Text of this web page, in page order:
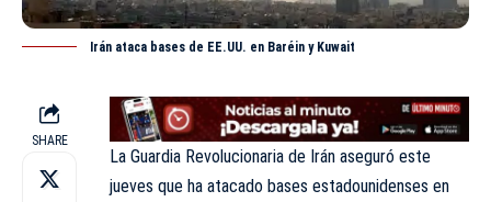
Irán ataca bases de EE.UU. en Baréin y Kuwait
SHARE
La Guardia Revolucionaria de Irán aseguró este
jueves que ha atacado bases estadounidenses en